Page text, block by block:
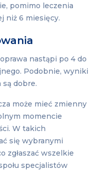
pomimo leczenia
niż 6 miesięcy.
nastąpi po 4 do
Podobnie, wyniki
dobre.
może mieć zmienny
momencie
W takich
się wybranymi
zgłaszać wszelkie
specjalistów